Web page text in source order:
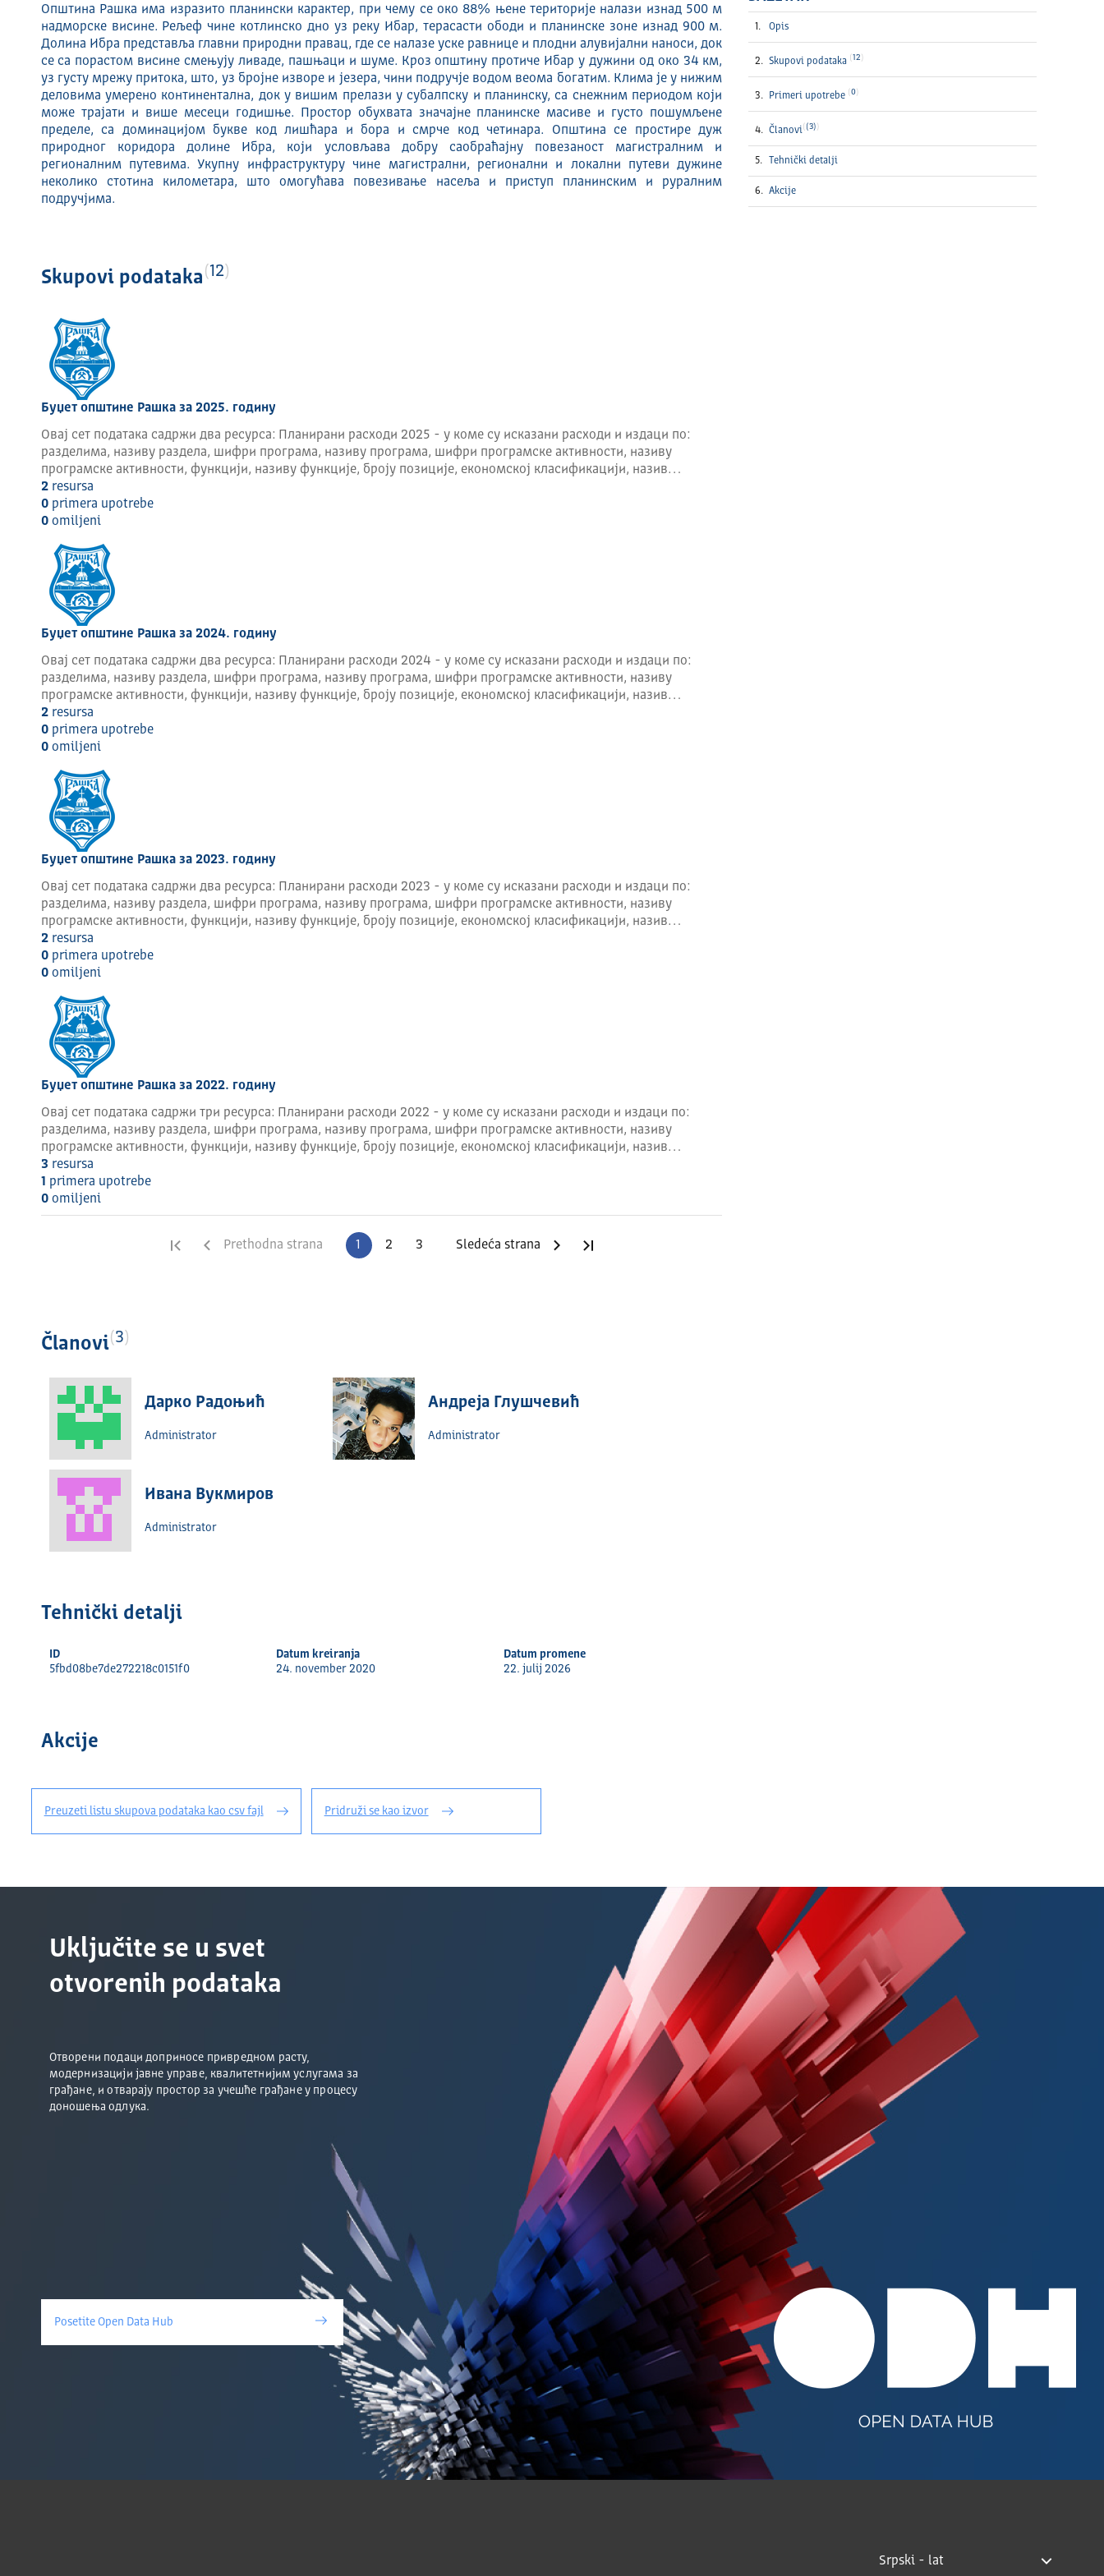
Општина Рашка има изразито планински карактер, при чему се око 88% њене територије налази изнад 500 м
надморске висине. Рељеф чине котлинско дно уз реку Ибар, терасасти ободи и планинске зоне изнад 900 м.
Долина Ибра представља главни природни правац, где се налазе уске равнице и плодни алувијални наноси, док
се са порастом висине смењују ливаде, пашњаци и шуме. Кроз општину протиче Ибар у дужини од око 34 км,
уз густу мрежу притока, што, уз бројне изворе и језера, чини подручје водом веома богатим. Клима је у нижим
деловима умерено континентална, док у вишим прелази у субалпску и планинску, са снежним периодом који
може трајати и више месеци годишње. Простор обухвата значајне планинске масиве и густо пошумљене
пределе, са доминацијом букве код лишћара и бора и смрче код четинара. Општина се простире дуж
природног коридора долине Ибра, који условљава добру саобраћајну повезаност магистралним и
регионалним путевима. Укупну инфраструктуру чине магистрални, регионални и локални путеви дужине
неколико стотина километара, што омогућава повезивање насеља и приступ планинским и руралним
подручјима.
Skupovi podataka 12
Буџет општине Рашка за 2025. годину
Овај сет података садржи два ресурса: Планирани расходи 2025 - у коме су исказани расходи и издаци по:
разделима, називу раздела, шифри програма, називу програма, шифри програмске активности, називу
програмске активности, функцији, називу функције, броју позиције, економској класификацији, назив…
2resursa
0primera upotrebe
0omilјeni
Буџет општине Рашка за 2024. годину
Овај сет података садржи два ресурса: Планирани расходи 2024 - у коме су исказани расходи и издаци по:
разделима, називу раздела, шифри програма, називу програма, шифри програмске активности, називу
програмске активности, функцији, називу функције, броју позиције, економској класификацији, назив…
2resursa
0primera upotrebe
0omilјeni
Буџет општине Рашка за 2023. годину
Овај сет података садржи два ресурса: Планирани расходи 2023 - у коме су исказани расходи и издаци по:
разделима, називу раздела, шифри програма, називу програма, шифри програмске активности, називу
програмске активности, функцији, називу функције, броју позиције, економској класификацији, назив…
2resursa
0primera upotrebe
0omilјeni
Буџет општине Рашка за 2022. годину
Овај сет података садржи три ресурса: Планирани расходи 2022 - у коме су исказани расходи и издаци по:
разделима, називу раздела, шифри програма, називу програма, шифри програмске активности, називу
програмске активности, функцији, називу функције, броју позиције, економској класификацији, назив…
3 resursa
1 primera upotrebe
0omilјeni
Prva stranaPrethodna strana 1 2 3 Sledeća strana
Članovi 3
Дарко Радоњић
Administrator
Андреја Глушчевић
Administrator
Ивана Вукмиров
Administrator
Tehnički detalјi
ID
5fbd08be7de272218c0151f0
Datum kreiranja
24. november 2020
Datum promene
22. julij 2026
Akcije
Preuzeti listu skupova podataka kao csv fajl Pridruži se kao izvor
Opis
Skupovi podataka 12
Primeri upotrebe 0
Članovi (3)
Tehnički detalјi
Akcije
Uključite se u svet
otvorenih podataka
Отворени подаци доприносе привредном расту,
модернизацији јавне управе, квалитетнијим услугама за
грађане, и отварају простор за учешће грађане у процесу
доношења одлука.
Posetite Open Data Hub